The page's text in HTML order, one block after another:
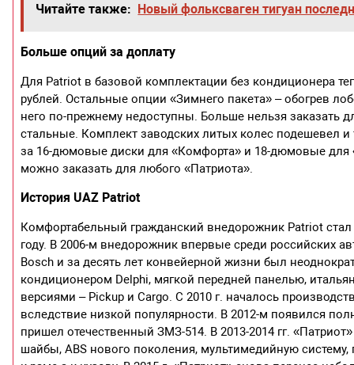
Читайте также: Новый фольксваген тигуан
Больше опций за доплату
Для Patriot в базовой комплектации без кондиционера
рублей. Остальные опции «Зимнего пакета» – обогрев
него по-прежнему недоступны. Больше нельзя заказать
стальные. Комплект заводских литых колес подешевел и
за 16-дюмовые диски для «Комфорта» и 18-дюмовые для
можно заказать для любого «Патриота».
История UAZ Patriot
Комфортабельный гражданский внедорожник Patriot
году. В 2006-м внедорожник впервые среди российских
Bosch и за десять лет конвейерной жизни был
кондиционером Delphi, мягкой передней панелью,
версиями – Pickup и Cargo. С 2010 г. началось
вследствие низкой популярности. В 2012-м появился
пришел отечественный ЗМЗ-514. В 2013-2014 гг.
шайбы, ABS нового поколения, мультимедийную